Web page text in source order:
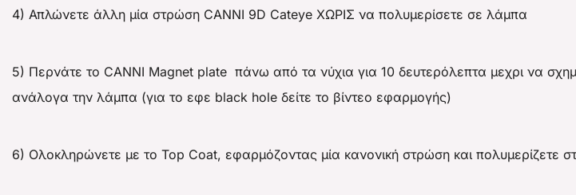
4) Απλώνετε άλλη μία στρώση CANNI 9D Cateye ΧΩΡΙΣ να πολυμερίσετε σε λάμπα
5) Περνάτε το CANNI Magnet plate πάνω από τα νύχια για 10 δευτερόλεπτα μεχρι να
ανάλογα την λάμπα (για το εφε black hole δείτε το βίντεο εφαρμογής)
6) Ολοκληρώνετε με το Top Coat, εφαρμόζοντας μία κανονική στρώση και πολυμερίζετε